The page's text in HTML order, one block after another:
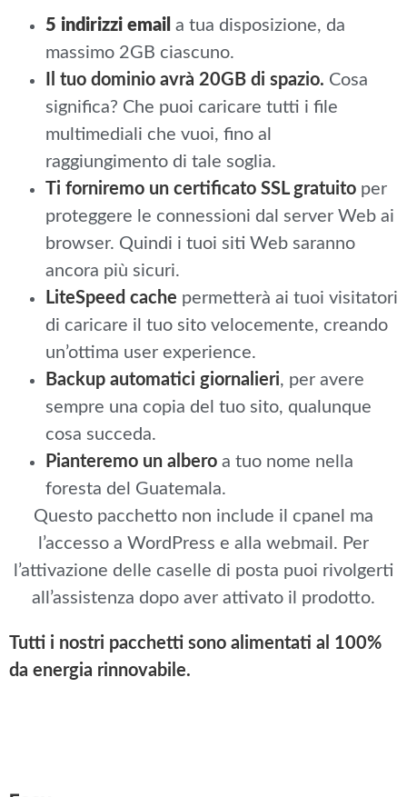
5 indirizzi email a tua disposizione, da
massimo 2GB ciascuno.
Il tuo dominio avrà 20GB di spazio. Cosa
significa? Che puoi caricare tutti i file
multimediali che vuoi, fino al
raggiungimento di tale soglia.
Ti forniremo un certificato SSL gratuito per
proteggere le connessioni dal server Web ai
browser. Quindi i tuoi siti Web saranno
ancora più sicuri.
LiteSpeed cache permetterà ai tuoi visitatori
di caricare il tuo sito velocemente, creando
un’ottima user experience.
Backup automatici giornalieri, per avere
sempre una copia del tuo sito, qualunque
cosa succeda.
Pianteremo un albero a tuo nome nella
foresta del Guatemala.
Questo pacchetto non include il cpanel ma
l’accesso a WordPress e alla webmail. Per
l’attivazione delle caselle di posta puoi rivolgerti
all’assistenza dopo aver attivato il prodotto.
Tutti i nostri pacchetti sono alimentati al 100%
da energia rinnovabile.